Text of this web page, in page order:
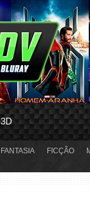
3D
FANTASIA FICÇÃO